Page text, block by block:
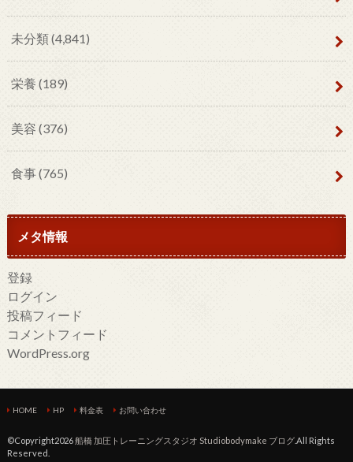
未分類(4,841)
栄養 (189)
美容 (376)
食事(765)
メタ情報
登録
ログイン
投稿フィード
コメントフィード
WordPress.org
HOME HP 料金表 お問い合わせ
©Copyright2026船橋 加圧トレーニングスタジオ Studiobodymake ブログ.All Rights
Reserved.